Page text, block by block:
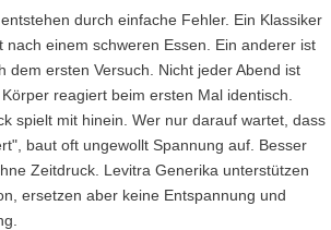
durch einfache Fehler. Ein Klassiker
nach einem schweren Essen. Ein anderer ist
dem ersten Versuch. Nicht jeder Abend ist
reagiert beim ersten Mal identisch.
spielt mit hinein. Wer nur darauf wartet, dass
baut oft ungewollt Spannung auf. Besser
Zeitdruck. Levitra Generika unterstützen
ersetzen aber keine Entspannung und